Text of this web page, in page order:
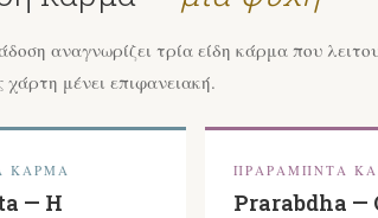
αναγνωρίζει τρία είδη κάρμα που
χάρτη μένει επιφανειακή.
ΚΆΡΜΑ
— Η
ΠΡΑΡΆΜΠΝΤΑ
Prarabdha —